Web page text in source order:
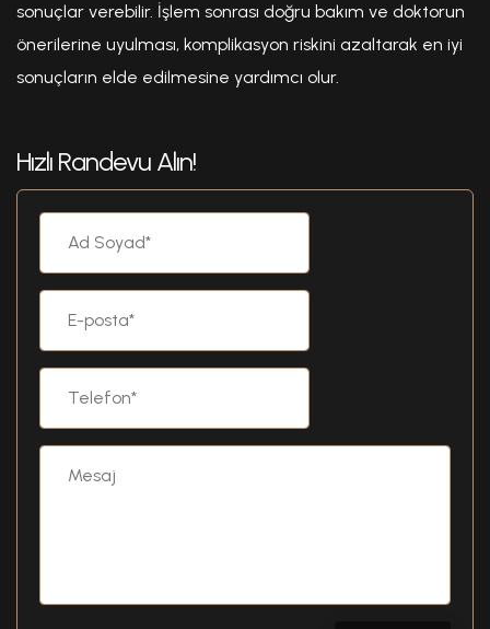
Hızlı Randevu Alın!
sonuçlar verebilir. İşlem sonrası doğru bakım ve doktorun
önerilerine uyulması, komplikasyon riskini azaltarak en iyi
sonuçların elde edilmesine yardımcı olur.